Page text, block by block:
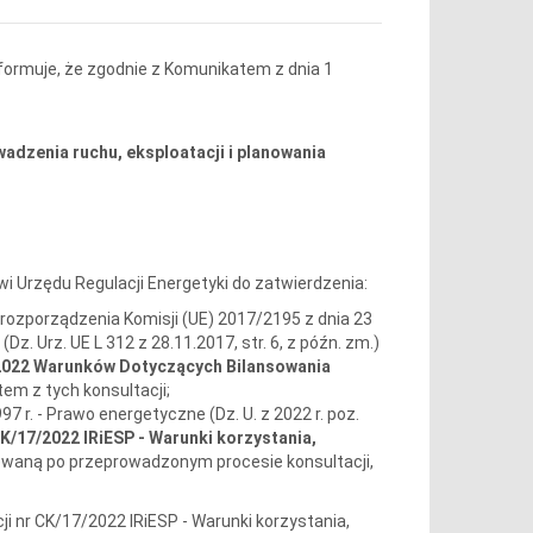
że zgodnie z Komunikatem z dnia 1
ruchu, eksploatacji i planowania
Urzędu Regulacji Energetyki do zatwierdzenia:
Komisji (UE) 2017/2195 z dnia 23
Urz. UE L 312 z 28.11.2017, str. 6, z późn. zm.)
Warunków Dotyczących Bilansowania
z tych konsultacji;
r. - Prawo energetyczne (Dz. U. z 2022 r. poz.
17/2022 IRiESP - Warunki korzystania,
po przeprowadzonym procesie konsultacji,
CK/17/2022 IRiESP - Warunki korzystania,